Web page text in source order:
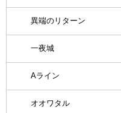
異端のリターン
一夜城
Aライン
オオワタル